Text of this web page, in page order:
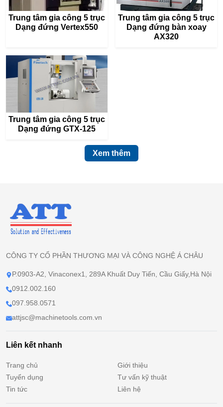
Trung tâm gia công 5 trục
Dạng đứng Vertex550
Trung tâm gia công 5 trục
Dạng đứng bàn xoay
AX320
Trung tâm gia công 5 trục
Dạng đứng GTX-125
Xem thêm
CÔNG TY CỔ PHẦN THƯƠNG MẠI VÀ CÔNG NGHỆ Á CHÂU
P.0903-A2, Vinaconex1, 289A Khuất Duy Tiến, Cầu Giấy,Hà Nội
0912.002.160
097.958.0571
attjsc@machinetools.com.vn
Liên kết nhanh
Trang chủ
Giới thiệu
Tuyển dụng
Tư vấn kỹ thuật
Tin tức
Liên hệ